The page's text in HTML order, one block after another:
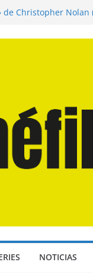
de Christopher Nolan
NOTICIAS